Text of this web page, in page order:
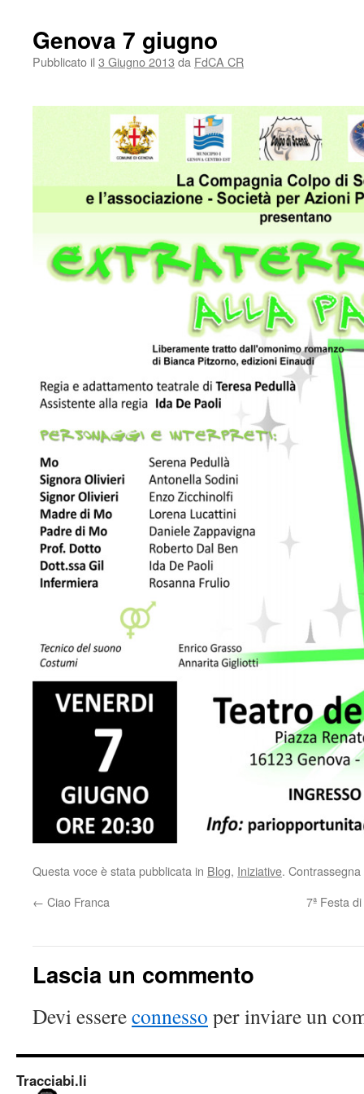
Genova 7 giugno
Pubblicato il 3 Giugno 2013 da FdCA CR
Questa voce è stata pubblicata in Blog, Iniziative.
← Ciao Franca 7ª Festa
Lascia un commento
Devi essereconnesso per inviare un
Tracciabi.li